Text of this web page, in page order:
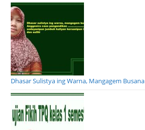
Dhasar Sulistya ing Warna, Mangagem Busana